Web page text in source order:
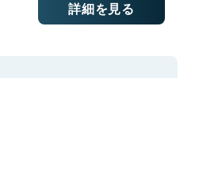
詳細を見る